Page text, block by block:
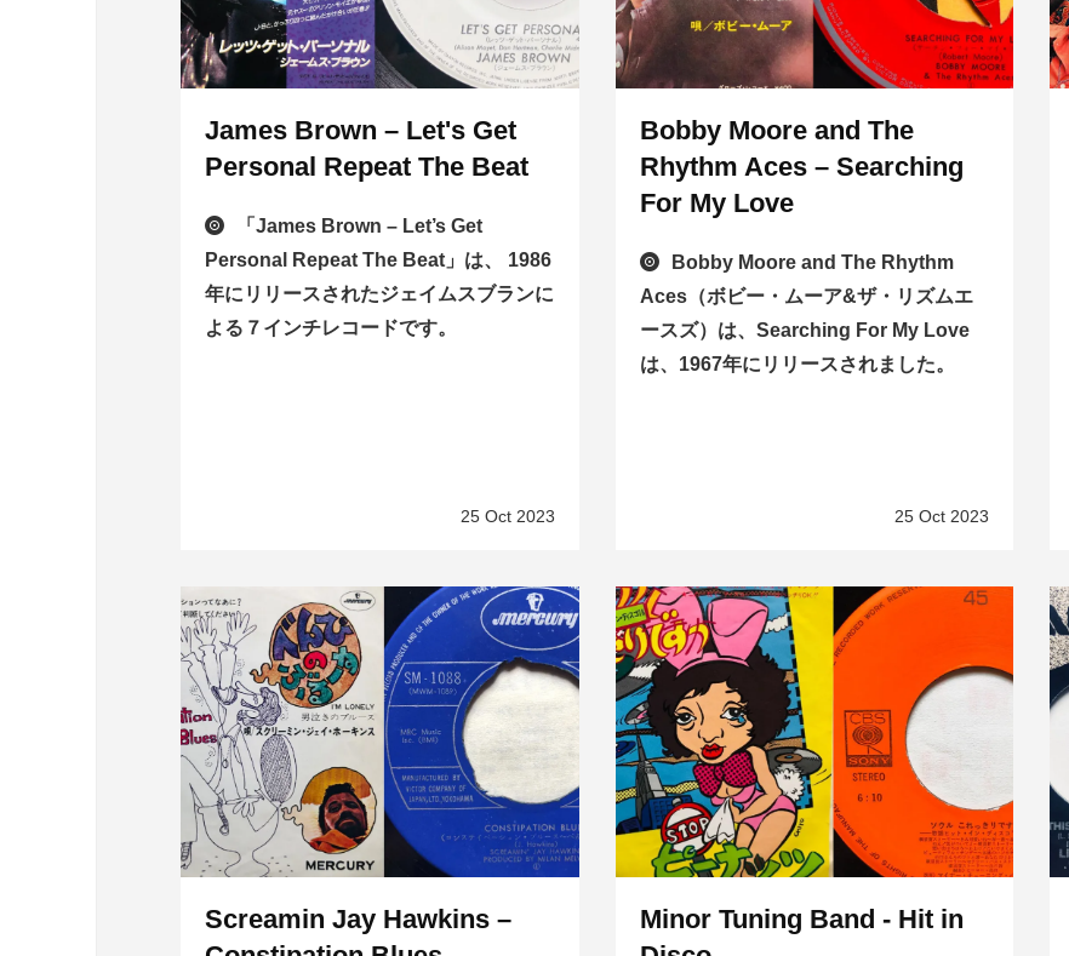
James Brown – Let's Get
Personal Repeat The Beat
「James Brown – Let’s Get
Personal Repeat The Beat」は、 1986
年にリリースされたジェイムスブランに
よる７インチレコードです。
25 Oct 2023
Bobby Moore and The
Rhythm Aces – Searching
For My Love
Bobby Moore and The Rhythm
Aces（ボビー・ムーア&ザ・リズムエ
ースズ）は、Searching For My Love
は、1967年にリリースされました。
25 Oct 2023
Screamin Jay Hawkins –
Minor Tuning Band - Hit in